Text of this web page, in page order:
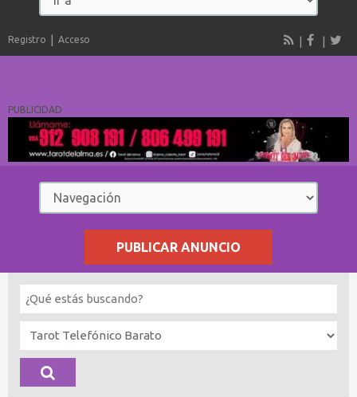
Registro Acceso
PUBLICIDAD
PUBLICAR ANUNCIO